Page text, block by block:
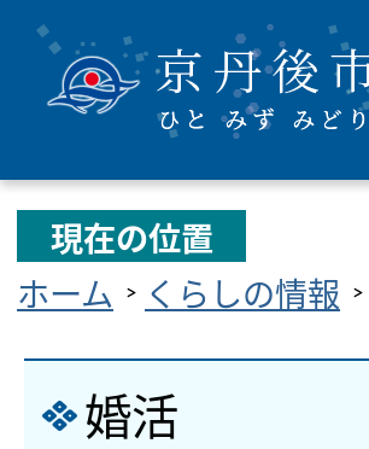
現在の位置
ホーム
くらしの情報
婚活